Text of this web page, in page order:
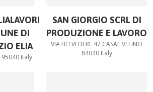
DI
ELIA
95040 Italy
SAN GIORGIO SCRL DI
PRODUZIONE E LAVORO
VIA BELVEDERE 47 CASAL VELINO
84040 Italy